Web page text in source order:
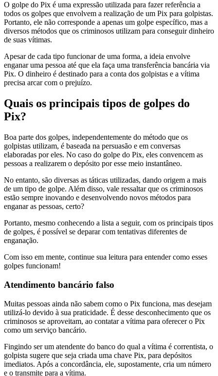
O golpe do Pix é uma expressão utilizada para fazer referência a
todos os golpes que envolvem a realização de um Pix para golpistas.
Portanto, ele não corresponde a apenas um golpe específico, mas a
diversos métodos que os criminosos utilizam para conseguir dinheiro
de suas vítimas.
Apesar de cada tipo funcionar de uma forma, a ideia envolve
enganar uma pessoa até que ela faça uma transferência bancária via
Pix. O dinheiro é destinado para a conta dos golpistas e a vítima
precisa arcar com o prejuízo.
Quais os principais tipos de golpes do
Pix?
Boa parte dos golpes, independentemente do método que os
golpistas utilizam, é baseada na persuasão e em conversas
elaboradas por eles. No caso do golpe do Pix, eles convencem as
pessoas a realizarem o depósito por esse meio instantâneo.
No entanto, são diversas as táticas utilizadas, dando origem a mais
de um tipo de golpe. Além disso, vale ressaltar que os criminosos
estão sempre inovando e desenvolvendo novos métodos para
enganar as pessoas, certo?
Portanto, mesmo conhecendo a lista a seguir, com os principais tipos
de golpes, é possível se deparar com tentativas diferentes de
enganação.
Com isso em mente, continue sua leitura para entender como esses
golpes funcionam!
Atendimento bancário falso
Muitas pessoas ainda não sabem como o Pix funciona, mas desejam
utilizá-lo devido à sua praticidade. É desse desconhecimento que os
criminosos se aproveitam, ao contatar a vítima para oferecer o Pix
como um serviço bancário.
Fingindo ser um atendente do banco do qual a vítima é correntista, o
golpista sugere que seja criada uma chave Pix, para depósitos
imediatos. Após a concordância, ele, supostamente, cria um número
e o transmite para a vítima.